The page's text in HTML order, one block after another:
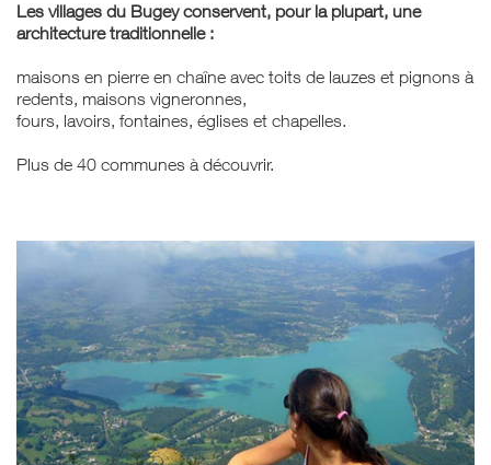
Les villages du Bugey conservent, pour la plupart, une
architecture traditionnelle :
maisons en pierre en chaîne avec toits de lauzes et pignons à
redents, maisons vigneronnes,
fours, lavoirs, fontaines, églises et chapelles.
Plus de 40 communes à découvrir.